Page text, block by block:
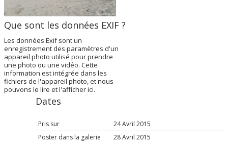
Que sont les données EXIF ?
Les données Exif sont un
enregistrement des paramètres d'un
appareil photo utilisé pour prendre
une photo ou une vidéo. Cette
information est intégrée dans les
fichiers de l'appareil photo, et nous
pouvons le lire et l'afficher ici.
Dates
Pris sur
24 Avril 2015
Poster dans la galerie
28 Avril 2015